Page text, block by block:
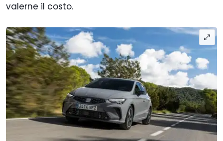
valerne il costo.